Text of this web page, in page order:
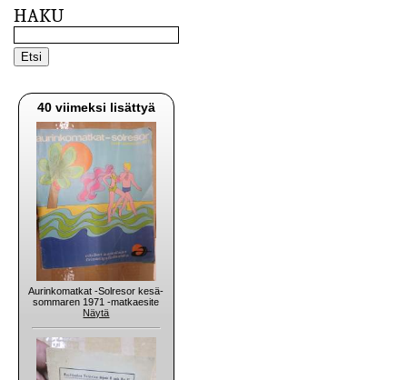
HAKU
40 viimeksi lisättyä
Aurinkomatkat -Solresor kesä-
sommaren 1971 -matkaesite
Näytä